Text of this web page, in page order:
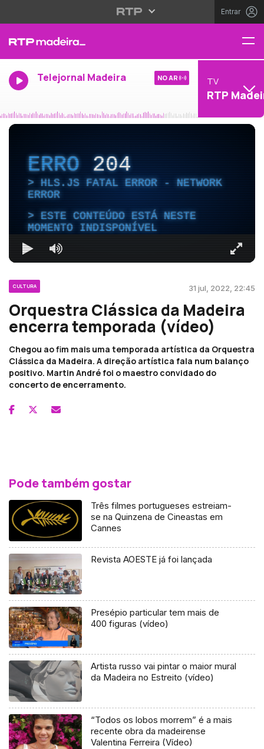
Entrar
Telejornal Madeira NO AR TV
RTP
ERRO204
HLS.JS FATAL ERROR - NETWORK
ERROR
ESTE CONTEÚDO ESTÁ NESTE
MOMENTO INDISPONÍVEL
CULTURA 31 jul, 2022, 22:45
Orquestra Clássica da Madeira
encerra temporada (vídeo)
Chegou ao fim mais uma temporada artística da Orquestra
Clássica da Madeira. A direção artística fala num balanço
positivo. Martin André foi o maestro convidado do
concerto de encerramento.
Pode também gostar
Três filmes portugueses estreiam-
se na Quinzena de Cineastas em
Cannes
Revista AOESTE já foi lançada
Presépio particular tem mais de
400 figuras (vídeo)
Artista russo vai pintar o maior mural
da Madeira no Estreito (vídeo)
“Todos os lobos morrem” é a mais
recente obra da madeirense
Valentina Ferreira (Vídeo)